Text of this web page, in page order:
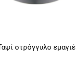
στρόγγυλο εμαγιέ